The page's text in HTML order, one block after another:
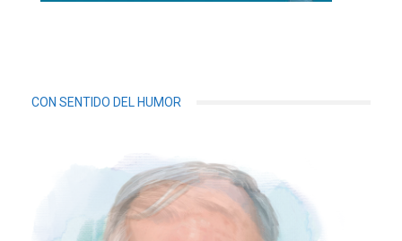
CON SENTIDO DEL HUMOR